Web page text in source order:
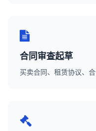
合同审查起草
买卖合同、租赁协议、